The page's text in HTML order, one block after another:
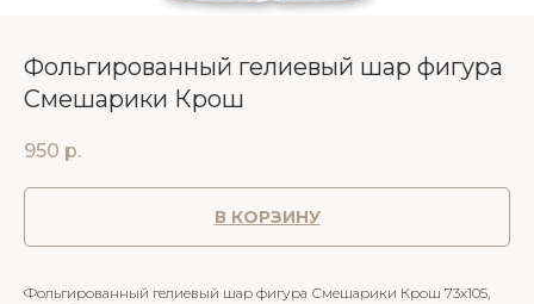
Фольгированный гелиевый шар фигура
Смешарики Крош
950 р.
В КОРЗИНУ
Фольгированный гелиевый шар фигура Смешарики Крош 73х105,